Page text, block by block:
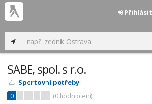
Přihlásit
SABE, spol. s r.o.
Sportovní potřeby
0
(0 hodnocení)